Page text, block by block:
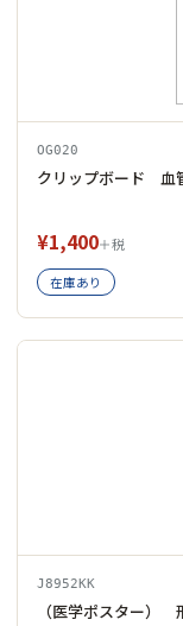
OG020
クリップボード 血
¥1,400＋税
在庫あり
J8952KK
（医学ポスター）